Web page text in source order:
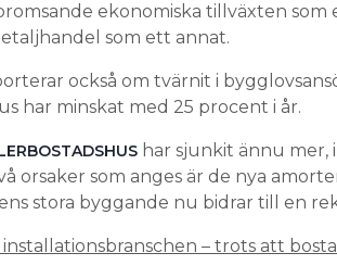
ekonomiska tillväxten som
som ett annat.
också om tvärnit i
har minskat med 25 procent i år.
har sjunkit ännu mer,
orsaker som anges är de nya
stora byggande nu bidrar till en
installationsbranschen – trots att